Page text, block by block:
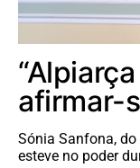
afirmar-
Sónia Sanfona,
esteve no poder